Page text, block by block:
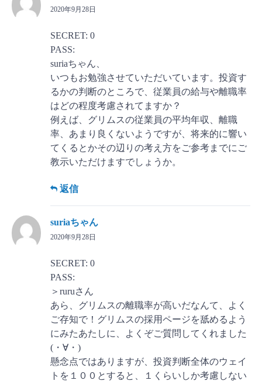
2020年9月28日
SECRET: 0
PASS:
suriaちゃん、
いつもお勉強させていただいています。投資す
るかの判断のところで、従業員の給与や離職率
はどの程度考慮されてますか？
例えば、グリムスの従業員の平均年収、離職
率、あまり良くないようですが、将来的に響い
てくるとかその辺りの考え方をご参考までにご
教示いただけますでしょうか。
返信
suriaちゃん
2020年9月28日
SECRET: 0
PASS:
＞ruruさん
あら、グリムスの離職率が高いだなんて、よく
ご存知で！グリムスの採用ページを舐めるよう
にみたあたしに、よくぞご質問してくれました
(・∀・)
懸念点ではありますが、投資判断全体のウェイ
トを１００とすると、１くらいしか考慮しない